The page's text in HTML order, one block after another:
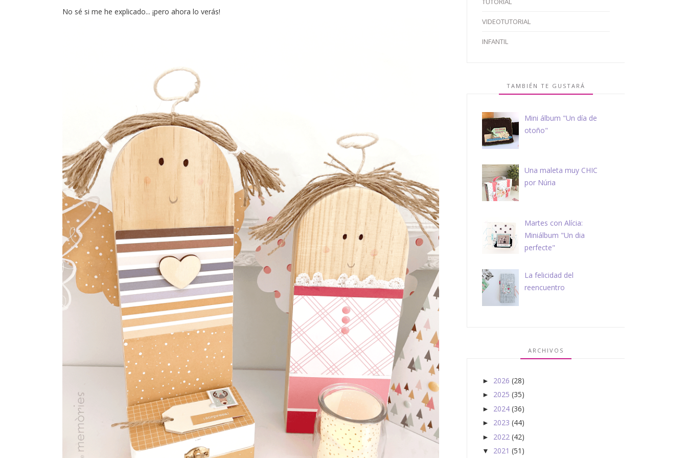
No sé si me he explicado... ¡pero ahora lo verás!
VIDEOTUTORIAL
INFANTIL
TAMBIÉN TE GUSTARÁ
Mini álbum "Un día de
otoño"
Una maleta muy CHIC
por Núria
Martes con Alícia:
Miniálbum "Un dia
perfecte"
La felicidad del
reencuentro
ARCHIVOS
► 2026 (28)
► 2025 (35)
► 2024 (36)
► 2023 (44)
► 2022 (42)
▼ 2021 (51)